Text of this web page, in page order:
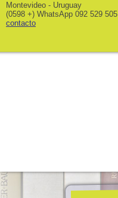
Montevideo - Uruguay
(0598 +) WhatsApp 092 529 505
contacto